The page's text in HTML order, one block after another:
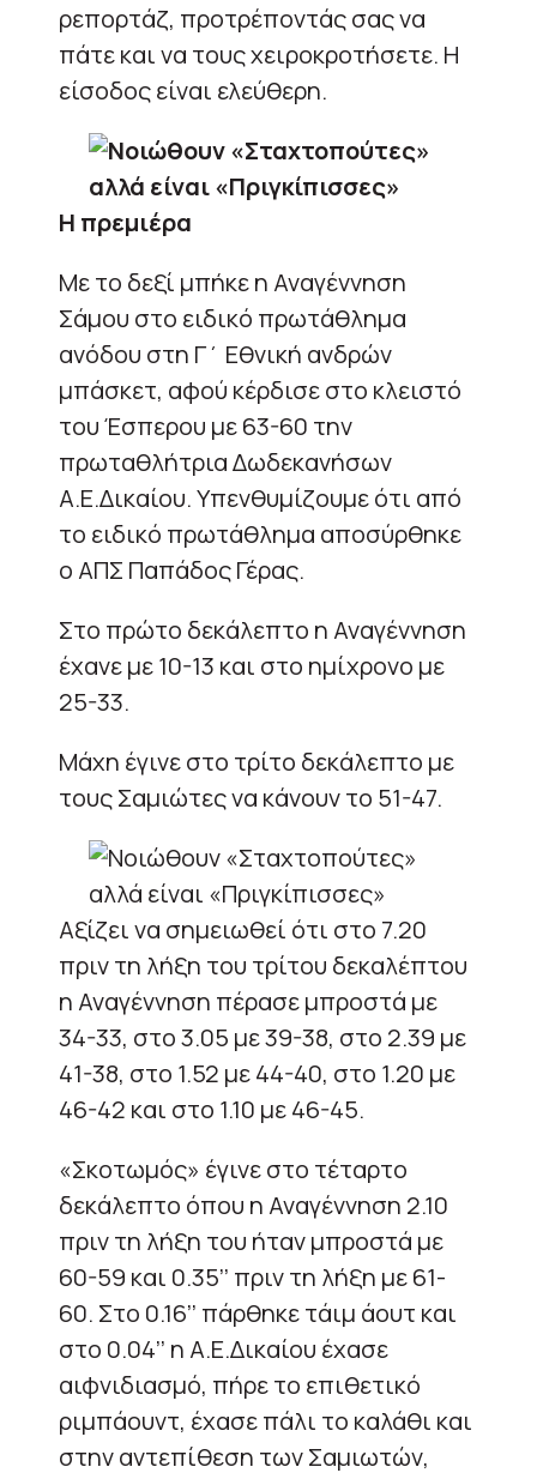
ρεπορτάζ, προτρέποντάς σας να
πάτε και να τους χειροκροτήσετε. Η
είσοδος είναι ελεύθερη.
Η πρεμιέρα
Με το δεξί μπήκε η Αναγέννηση
Σάμου στο ειδικό πρωτάθλημα
ανόδου στη Γ΄ Εθνική ανδρών
μπάσκετ, αφού κέρδισε στο κλειστό
του Έσπερου με 63-60 την
πρωταθλήτρια Δωδεκανήσων
Α.Ε.Δικαίου. Υπενθυμίζουμε ότι από
το ειδικό πρωτάθλημα αποσύρθηκε
ο ΑΠΣ Παπάδος Γέρας.
Στο πρώτο δεκάλεπτο η Αναγέννηση
έχανε με 10-13 και στο ημίχρονο με
25-33.
Μάχη έγινε στο τρίτο δεκάλεπτο με
τους Σαμιώτες να κάνουν το 51-47.
Αξίζει να σημειωθεί ότι στο 7.20
πριν τη λήξη του τρίτου δεκαλέπτου
η Αναγέννηση πέρασε μπροστά με
34-33, στο 3.05 με 39-38, στο 2.39 με
41-38, στο 1.52 με 44-40, στο 1.20 με
46-42 και στο 1.10 με 46-45.
«Σκοτωμός» έγινε στο τέταρτο
δεκάλεπτο όπου η Αναγέννηση 2.10
πριν τη λήξη του ήταν μπροστά με
60-59 και 0.35’’ πριν τη λήξη με 61-
60. Στο 0.16’’ πάρθηκε τάιμ άουτ και
στο 0.04’’ η Α.Ε.Δικαίου έχασε
αιφνιδιασμό, πήρε το επιθετικό
ριμπάουντ, έχασε πάλι το καλάθι και
στην αντεπίθεση των Σαμιωτών,